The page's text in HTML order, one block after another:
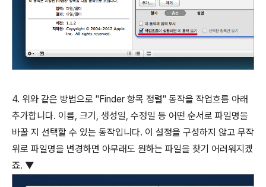
4. 위와 같은 방법으로 "Finder 항목 정렬" 동작을 작업흐름 아래
추가합니다. 이름, 크기, 생성일, 수정일 등 어떤 순서로 파일명을
바꿀 지 선택할 수 있는 동작입니다. 이 설정을 구성하지 않고 무작
위로 파일명을 변경하면 아무래도 원하는 파일을 찾기 어려워지겠
죠. ▼